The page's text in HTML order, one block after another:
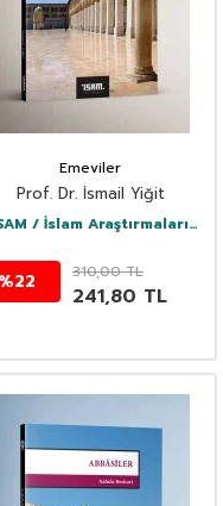
Emeviler
Prof. Dr. İsmail Yiğit
/ İslam Araştırmaları
%22 310,00TL
241,80 TL